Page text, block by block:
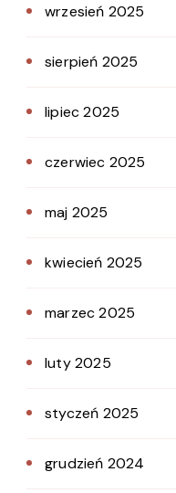
wrzesień 2025
sierpień 2025
lipiec 2025
czerwiec 2025
maj 2025
kwiecień 2025
marzec 2025
luty 2025
styczeń 2025
grudzień 2024